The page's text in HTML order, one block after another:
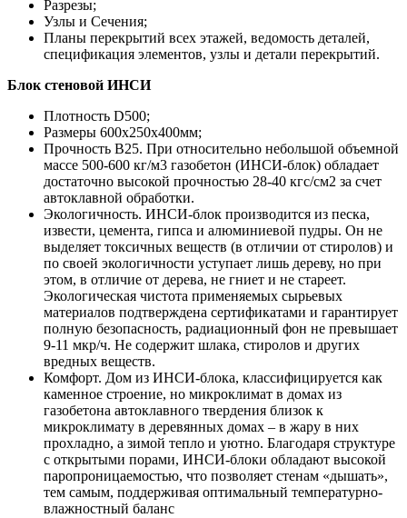
Разрезы;
Узлы и Сечения;
Планы перекрытий всех этажей, ведомость деталей,
спецификация элементов, узлы и детали перекрытий.
Блок стеновой ИНСИ
Плотность D500;
Размеры 600х250х400мм;
Прочность B25. При относительно небольшой объемной
массе 500-600 кг/м3 газобетон (ИНСИ-блок) обладает
достаточно высокой прочностью 28-40 кгс/см2 за счет
автоклавной обработки.
Экологичность. ИНСИ-блок производится из песка,
извести, цемента, гипса и алюминиевой пудры. Он не
выделяет токсичных веществ (в отличии от стиролов) и
по своей экологичности уступает лишь дереву, но при
этом, в отличие от дерева, не гниет и не стареет.
Экологическая чистота применяемых сырьевых
материалов подтверждена сертификатами и гарантирует
полную безопасность, радиационный фон не превышает
9-11 мкр/ч. Не содержит шлака, стиролов и других
вредных веществ.
Комфорт. Дом из ИНСИ-блока, классифицируется как
каменное строение, но микроклимат в домах из
газобетона автоклавного твердения близок к
микроклимату в деревянных домах – в жару в них
прохладно, а зимой тепло и уютно. Благодаря структуре
с открытыми порами, ИНСИ-блоки обладают высокой
паропроницаемостью, что позволяет стенам «дышать»,
тем самым, поддерживая оптимальный температурно-
влажностный баланс